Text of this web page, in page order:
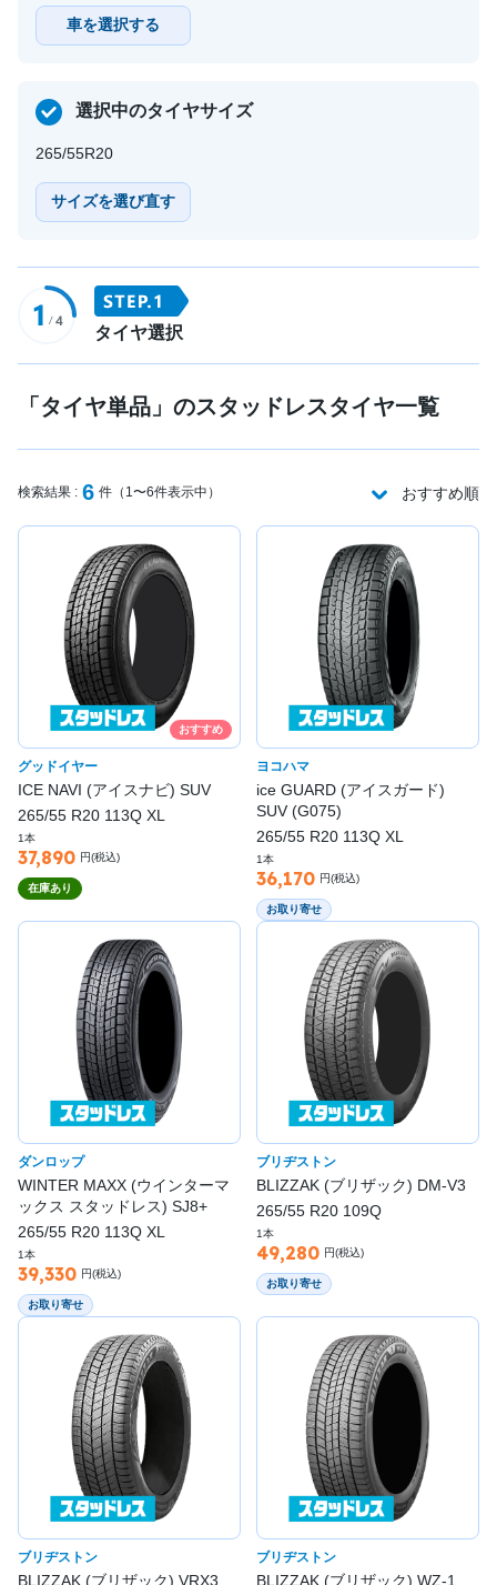
車を選択する
選択中のタイヤサイズ
265/55R20
サイズを選び直す
タイヤ選択
「タイヤ単品」のスタッドレスタイヤ一覧
検索結果 : 6 件（1〜6件表示中） おすすめ順
おすすめ
グッドイヤー
ICE NAVI (アイスナビ) SUV
265/55 R20 113Q XL
1本
37,890 円(税込)
在庫あり
ヨコハマ
ice GUARD (アイスガード)
SUV (G075)
265/55 R20 113Q XL
1本
36,170 円(税込)
お取り寄せ
ダンロップ
WINTER MAXX (ウインターマ
ックス スタッドレス) SJ8+
265/55 R20 113Q XL
1本
39,330 円(税込)
お取り寄せ
ブリヂストン
BLIZZAK (ブリザック) DM-V3
265/55 R20 109Q
1本
49,280 円(税込)
お取り寄せ
ブリヂストン
BLIZZAK (ブリザック) VRX3
ブリヂストン
BLIZZAK (ブリザック) WZ-1